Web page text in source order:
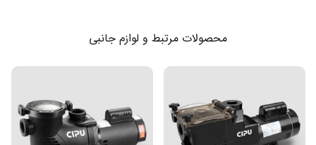
محصولات مرتبط و لوازم جانبی